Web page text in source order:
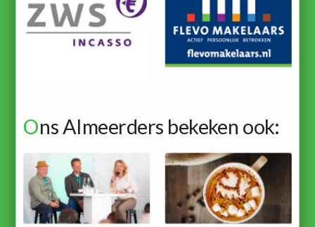
Ons Almeerders bekeken ook: